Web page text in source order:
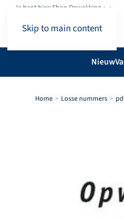
Skip to main content
Je bent hier: Shop.Opwekking
Nieuw
Home Losse nummers